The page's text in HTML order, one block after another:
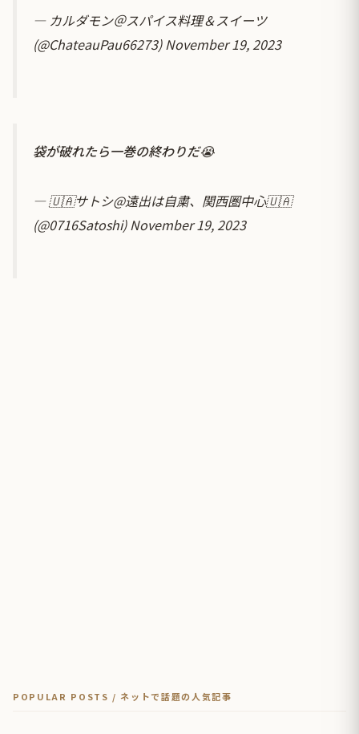
— カルダモン＠スパイス料理＆スイーツ
(@ChateauPau66273)November 19, 2023
袋が破れたら一巻の終わりだ😭
— 🇺🇦サトシ@遠出は自粛、関西圏中心🇺🇦
(@0716Satoshi)November 19, 2023
POPULAR POSTS / ネットで話題の人気記事